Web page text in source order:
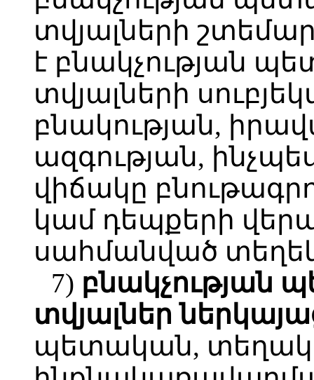
տվյալների
է բնակչության
տվյալների
բնակության,
ազգության,
վիճակը
կամ դեպքերի
սահմանված
7) բնակչության
տվյալներ
պետական,